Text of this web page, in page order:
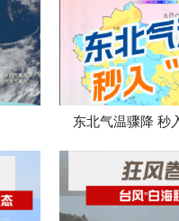
东北气温骤降 秒